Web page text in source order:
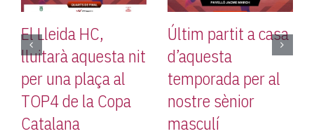
HC,
aquesta nit
plaça al
de la Copa
Últim partit a casa
d’aquesta
temporada per al
nostre sènior
Aquest